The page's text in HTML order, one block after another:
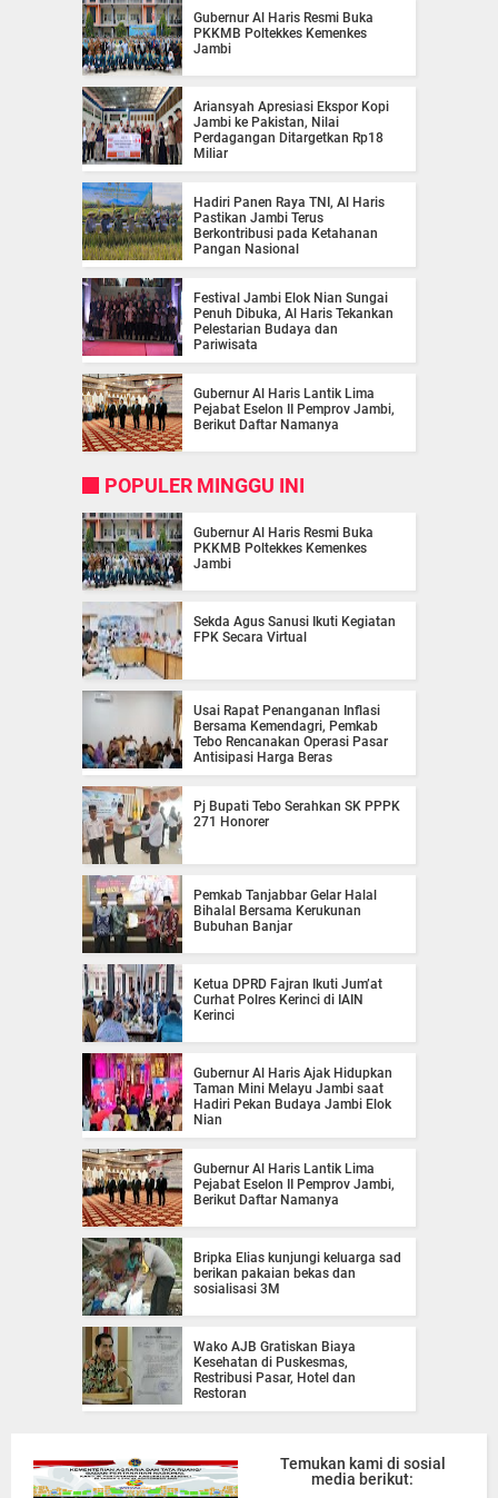
Gubernur Al Haris Resmi Buka
PKKMB Poltekkes Kemenkes
Jambi
Ariansyah Apresiasi Ekspor Kopi
Jambi ke Pakistan, Nilai
Perdagangan Ditargetkan Rp18
Miliar
Hadiri Panen Raya TNI, Al Haris
Pastikan Jambi Terus
Berkontribusi pada Ketahanan
Pangan Nasional
Festival Jambi Elok Nian Sungai
Penuh Dibuka, Al Haris Tekankan
Pelestarian Budaya dan
Pariwisata
Gubernur Al Haris Lantik Lima
Pejabat Eselon II Pemprov Jambi,
Berikut Daftar Namanya
POPULER MINGGU INI
Gubernur Al Haris Resmi Buka
PKKMB Poltekkes Kemenkes
Jambi
Sekda Agus Sanusi Ikuti Kegiatan
FPK Secara Virtual
Usai Rapat Penanganan Inflasi
Bersama Kemendagri, Pemkab
Tebo Rencanakan Operasi Pasar
Antisipasi Harga Beras
Pj Bupati Tebo Serahkan SK PPPK
271 Honorer
Pemkab Tanjabbar Gelar Halal
Bihalal Bersama Kerukunan
Bubuhan Banjar
Ketua DPRD Fajran Ikuti Jum’at
Curhat Polres Kerinci di IAIN
Kerinci
Gubernur Al Haris Ajak Hidupkan
Taman Mini Melayu Jambi saat
Hadiri Pekan Budaya Jambi Elok
Nian
Gubernur Al Haris Lantik Lima
Pejabat Eselon II Pemprov Jambi,
Berikut Daftar Namanya
Bripka Elias kunjungi keluarga sad
berikan pakaian bekas dan
sosialisasi 3M
Wako AJB Gratiskan Biaya
Kesehatan di Puskesmas,
Restribusi Pasar, Hotel dan
Restoran
Temukan kami di sosial
media berikut: